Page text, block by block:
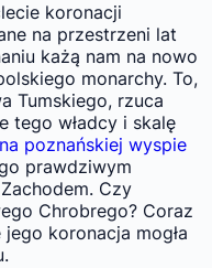
koronacji
na przestrzeni lat
każą nam na nowo
monarchy. To,
Tumskiego, rzuca
tego władcy i skalę
poznańskiej wyspie
prawdziwym
Czy
Chrobrego? Coraz
koronacja mogła